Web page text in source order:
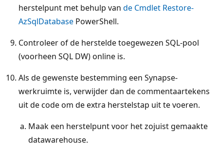
herstelpunt met behulp van de Cmdlet Restore-
AzSqlDatabase PowerShell.
Controleer of de herstelde toegewezen SQL-pool
(voorheen SQL DW) online is.
Als de gewenste bestemming een Synapse-
werkruimte is, verwijder dan de commentaartekens
uit de code om de extra herstelstap uit te voeren.
Maak een herstelpunt voor het zojuist gemaakte
datawarehouse.